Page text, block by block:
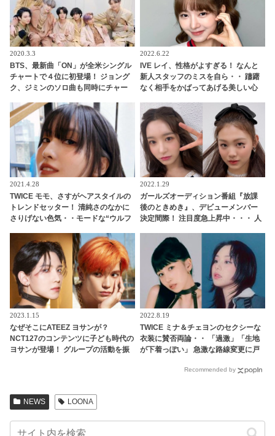
2020.3.3
BTS、最新曲「ON」が全米シングル
チャートで４位に初登場！ ジョング
ク、ジミンのソロ曲も同時にチャー
はPSY、J-Hopeに次いで史上３、４
人目の快挙
2022.6.22
IVE レイ、性格がよすぎる！ なんと
新人スタッフのミスを自ら・・ 躊躇
なく相手をかばってあげる美しい心
2021.4.28
TWICE モモ、さすがヘアスタイルの
トレンドセッター！ 清純さのなかに
さりげない色気・・モードな“ウルフ
2022.1.29
ガールズオーディション番組『放課
後のときめき』、デビューメンバー
決定間際！ 注目度急上昇中・・・ 人
同じグループで活躍した練習生の命
運は？
2023.1.15
なぜそこにATEEZ ヨサンが？
NCT127のコンテンツに子ども時代の
ヨサンが登場！ グループの活動を振
2022.8.19
TWICE ミナ＆チェヨンのセクシーな
衣装に賛否両論・・ 「過激」「生地
が下着っぽい」 急激な路線変更に戸
Recommended by
NEWS LOONA